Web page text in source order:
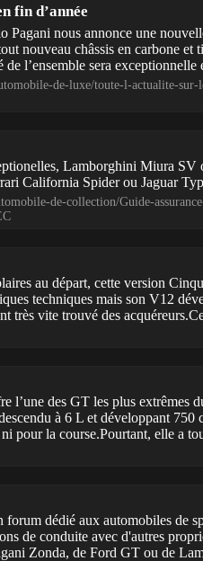
fin d’année
Pagani nous annonce une
nouveau châssis en carbone et
l’ensemble sera exceptionnelle
de-luxe/toute-l-actualite-
Lamborghini Miura SV
California Spider ou Jaguar
de-collection/Guide-
au départ, cette version
techniques mais son V12
très vite trouvé des
l’une des GT les plus extrêmes
à 6 L et développant 750
pour la course.Pourtant, elle a
forum dédié aux automobiles de
de conduite avec d'autres
Zonda, de Ford GT ou de